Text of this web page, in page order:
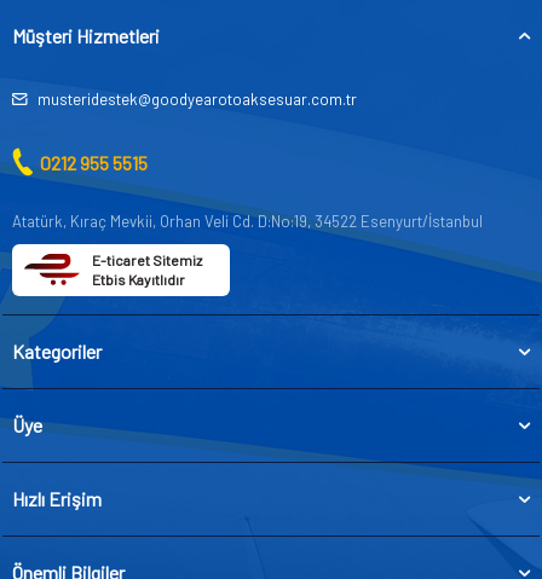
Müşteri Hizmetleri
musteridestek@goodyearotoaksesuar.com.tr
0212 955 5515
Atatürk, Kıraç Mevkii, Orhan Veli Cd. D:No:19, 34522 Esenyurt/İstanbul
E-ticaret Sitemiz
Etbis Kayıtlıdır
Kategoriler
Üye
Hızlı Erişim
Önemli Bilgiler